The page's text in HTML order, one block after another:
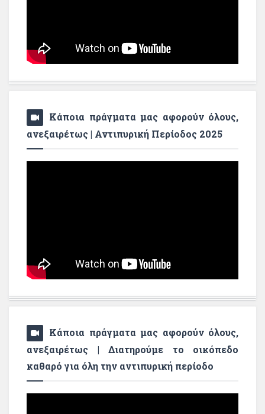
Κάποια πράγματα μας αφορούν όλους,
ανεξαιρέτως | Αντιπυρική Περίοδος 2025
Κάποια πράγματα μας αφορούν όλους,
ανεξαιρέτως | Διατηρούμε το οικόπεδο
καθαρό για όλη την αντιπυρική περίοδο